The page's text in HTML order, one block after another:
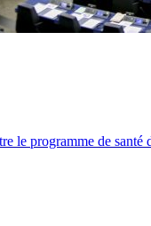
le programme de santé